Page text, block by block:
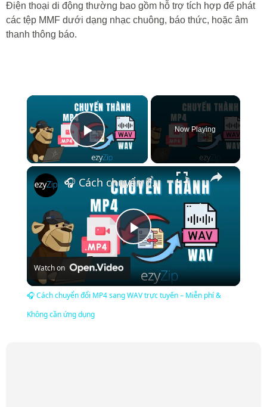
Điện thoại di động thường bao gồm hỗ trợ tích hợp để phát
các tệp MMF dưới dạng nhạc chuông, báo thức, hoặc âm
thanh thông báo.
×
Play Video
Now Playing
×
Play
Video
🎧 Cách chuyển đổi MP4 sang WAV trực tuyến – Miễn phí & Không cần ứng dụng
Watch on
🎧 Cách chuyển đổi MP4 sang WAV trực tuyến – Miễn phí &
Không cần ứng dụng